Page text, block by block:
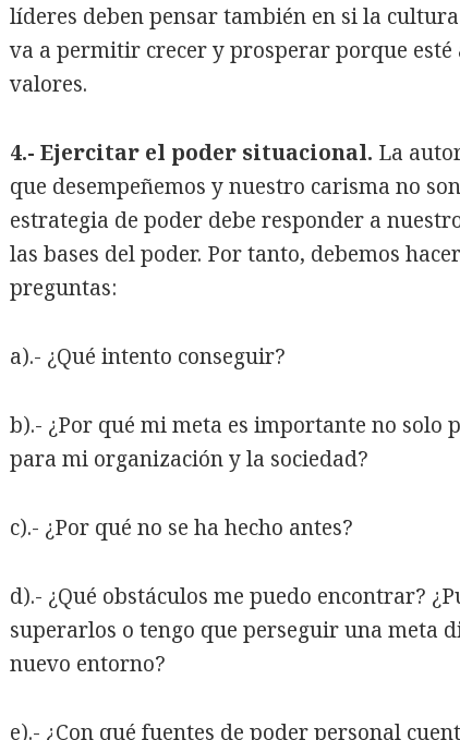
líderes deben pensar también en si la
va a permitir crecer y prosperar porque esté
valores.
4.- Ejercitar el poder situacional. La
que desempeñemos y nuestro carisma no
estrategia de poder debe responder a
las bases del poder. Por tanto, debemos
preguntas:
a).- ¿Qué intento conseguir?
b).- ¿Por qué mi meta es importante no solo
para mi organización y la sociedad?
c).- ¿Por qué no se ha hecho antes?
d).- ¿Qué obstáculos me puedo encontrar?
superarlos o tengo que perseguir una meta
nuevo entorno?
e).- ¿Con qué fuentes de poder personal